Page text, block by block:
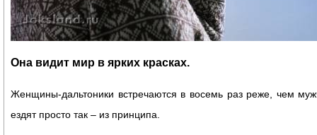
Она видит мир в ярких красках.
Женщины-дальтоники встречаются в восемь раз реже, чем
ездят просто так – из принципа.